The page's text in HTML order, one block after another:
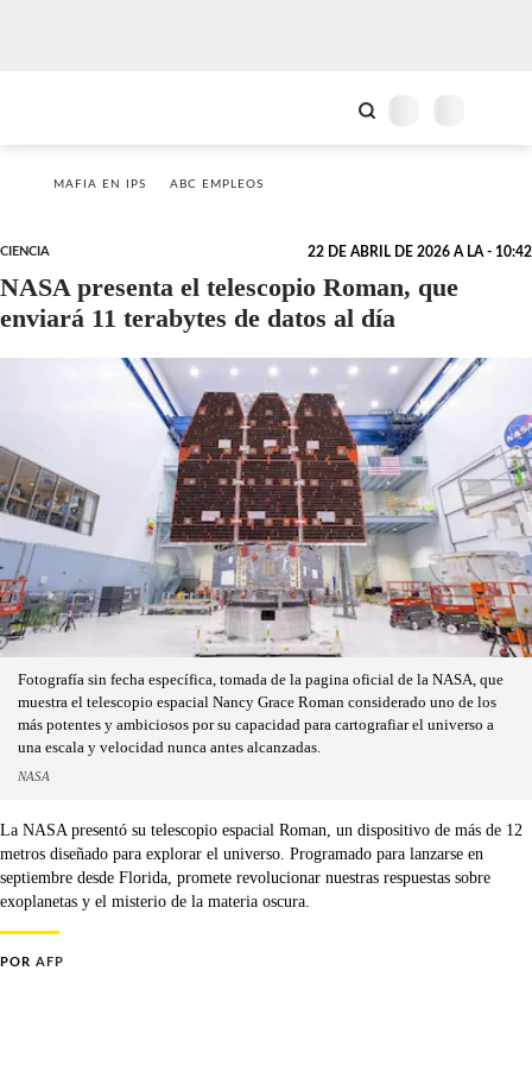
MAFIA EN IPS ABC EMPLEOS
CIENCIA 22 DE ABRIL DE 2026 A LA - 10:42
NASA presenta el telescopio Roman, que
enviará 11 terabytes de datos al día
Fotografía sin fecha específica, tomada de la pagina oficial de la NASA, que
muestra el telescopio espacial Nancy Grace Roman considerado uno de los
más potentes y ambiciosos por su capacidad para cartografiar el universo a
una escala y velocidad nunca antes alcanzadas.
NASA
La NASA presentó su telescopio espacial Roman, un dispositivo de más de 12
metros diseñado para explorar el universo. Programado para lanzarse en
septiembre desde Florida, promete revolucionar nuestras respuestas sobre
exoplanetas y el misterio de la materia oscura.
POR AFP